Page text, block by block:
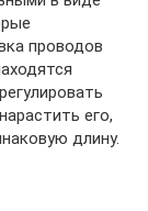
проводов
его,
длину.